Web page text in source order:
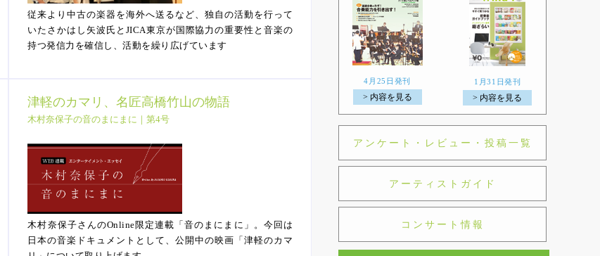
従来より中古の楽器を海外へ送るなど、独自の活動を行って
いたさかはし矢波氏とJICA東京が国際協力の重要性と音楽の
持つ発信力を確信し、活動を繰り広げています
津軽のカマリ、名匠高橋竹山の物語
木村奈保子の音のまにまに｜第4号
木村奈保子さんのOnline限定連載「音のまにまに」。今回は
日本の音楽ドキュメントとして、公開中の映画「津軽のカマ
4月25日発刊
> 内容を見る
1月31日発刊
> 内容を見る
アンケート・レビュー・投稿一覧
アーティストガイド
コンサート情報